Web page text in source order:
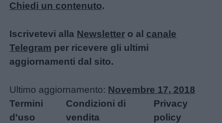
Chiedi un contenuto.
Iscrivetevi alla Newsletter o al canale
Telegram per ricevere gli ultimi
aggiornamenti dal sito.
Ultimo aggiornamento: Novembre 17, 2018
Termini
d'uso
Condizioni di
vendita
Privacy
policy